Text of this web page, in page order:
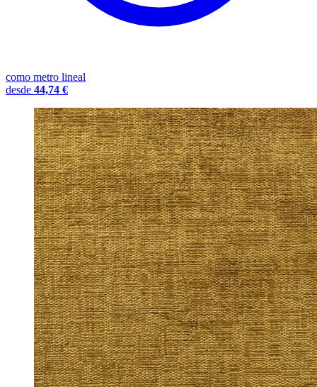
como metro lineal
desde 44,74 €